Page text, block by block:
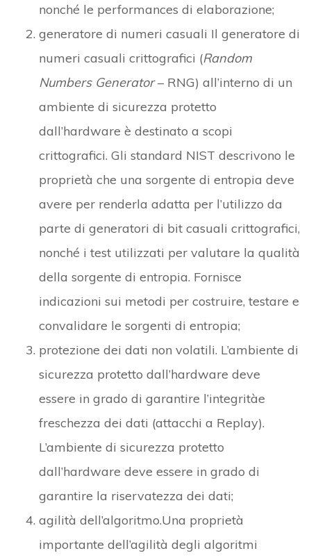
nonché le performances di elaborazione;
generatore di numeri casuali Il generatore di
numeri casuali crittografici (Random
Numbers Generator– RNG) all’interno di un
ambiente di sicurezza protetto
dall’hardware è destinato a scopi
crittografici. Gli standard NIST descrivono le
proprietà che una sorgente di entropia deve
avere per renderla adatta per l’utilizzo da
parte di generatori di bit casuali crittografici,
nonché i test utilizzati per valutare la qualità
della sorgente di entropia. Fornisce
indicazioni sui metodi per costruire, testare e
convalidare le sorgenti di entropia;
protezione dei dati non volatili. L’ambiente di
sicurezza protetto dall’hardware deve
essere in grado di garantire l’integritàe
freschezza dei dati (attacchi a Replay).
L’ambiente di sicurezza protetto
dall’hardware deve essere in grado di
garantire la riservatezza dei dati;
agilità dell’algoritmo.Una proprietà
importante dell’agilità degli algoritmi